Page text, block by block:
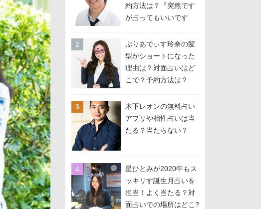
約方法は？『突然です
が占ってもいいです
ぷりあでぃす玲奈の髪
型がショートになった
理由は？対面占いはど
こで？予約方法は？
木下レオンの無料占い
アプリや相性占いは当
たる？当たらない？
星ひとみが2020年もス
ッキリす誕生月占いを
担当！よく当たる？対
面占いでの場所はどこ?